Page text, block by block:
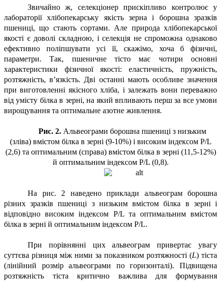
Звичайно ж, селекціонер прискіпливо контролює у
лабораторії хлібопекарську якість зерна і борошна зразків
пшениці, що стають сортами. Але природа хлібопекарської
якості є доволі складною, і селекція не спроможна однаково
ефективно поліпшувати усі її, скажімо, хоча б фізичні,
параметри. Так, пшеничне тісто має чотири основні
характеристики фізичної якості: еластичність, пружність,
розтяжність, в’язкість. Дві останні мають особливе значення
при виготовленні якісного хліба, і залежать вони переважно
від умісту білка в зерні, на який впливають перш за все умови
вирощування та оптимальне азотне живлення.
Рис. 2. Альвеограми борошна пшениці з низьким
(зліва) вмістом білка в зерні (9-10%) і високим індексом P/L
(2,6) та оптимальним (справа) вмістом білка в зерні (11,5-12%)
й оптимальним індексом P/L (0,8).
На рис. 2 наведено приклади альвеограм борошна
різних зразків пшениці з низьким вмістом білка в зерні і
відповідно високим індексом P/L та оптимальним вмістом
білка в зерні й оптимальним індексом P/L.
При порівнянні цих альвеограм привертає увагу
суттєва різниця між ними за показником розтяжності (L) тіста
(лінійний розмір альвеограми по горизонталі). Підвищена
розтяжність тіста критично важлива для формування